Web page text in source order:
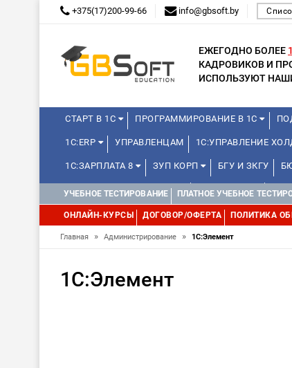
+375(17)200-99-66 info@gbsoft.by
ЕЖЕГОДНО БОЛЕЕ
КАДРОВИКОВ И
ИСПОЛЬЗУЮТ
СТАРТ В 1С ПРОГРАММИРОВАНИЕ В 1С
1С:ERP УПРАВЛЕНЦАМ 1С:УПРАВЛЕНИЕ
1С:ЗАРПЛАТА 8 ЗУП КОРП БГУ И ЗКГУ
КУРСЫ ДЛЯ ШКОЛЬНИКОВ МИНИ-КУРСЫ
УПРАВЛЕНИЕ ПРОЕКТАМИ КУРСЫ 1С:КЛУБА
1С:МЕДИЦИНА WEB, JAVA И ANDROID
УЧЕБНОЕ ТЕСТИРОВАНИЕ ПЛАТНОЕ УЧЕБНОЕ
ОНЛАЙН-КУРСЫ ДОГОВОР/ОФЕРТА ПОЛИТИКА
Главная » Администрирование » 1С:Элемент
1С:Элемент